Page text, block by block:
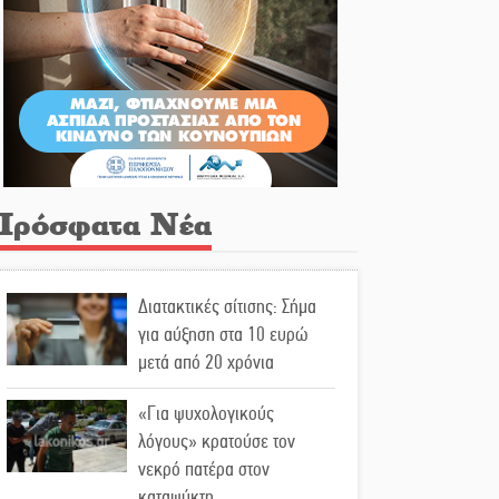
Νέα
Διατακτικές σίτισης: Σήμα
για αύξηση στα 10 ευρώ
μετά από 20 χρόνια
«Για ψυχολογικούς
λόγους» κρατούσε τον
νεκρό πατέρα στον